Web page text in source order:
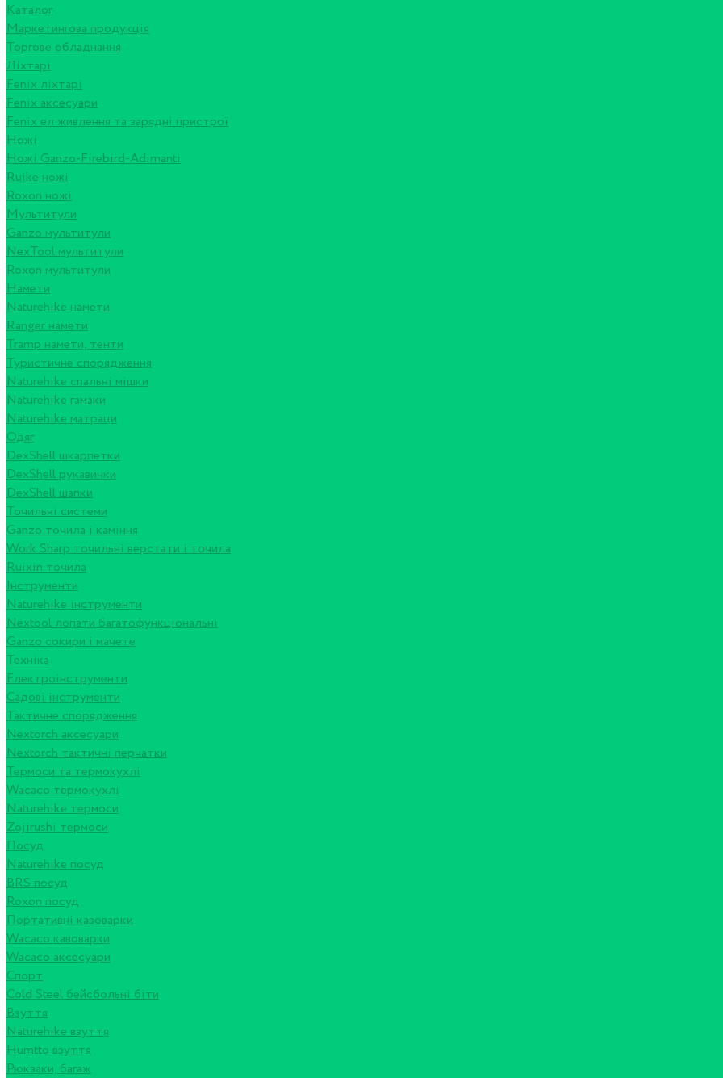
Каталог
Маркетингова продукція
Торгове обладнання
Ліхтарі
Fenix ліхтарі
Fenix аксесуари
Fenix ел живлення та зарядні пристрої
Ножі
Ножі Ganzo-Firebird-Adimanti
Ruike ножі
Roxon ножi
Мультитули
Ganzo мультитули
NexTool мультитули
Roxon мультитули
Намети
Naturehike намети
Ranger намети
Tramp намети, тенти
Туристичне спорядження
Naturehike спальні мішки
Naturehike гамаки
Naturehike матраци
Одяг
DexShell шкарпетки
DexShell рукавички
DexShell шапки
Точильні системи
Ganzo точила і каміння
Work Sharp точильні верстати і точила
Ruixin точила
Інструменти
Naturehike інструменти
Nextool лопати багатофункціональні
Ganzo сокири і мачете
Техніка
Електроінструменти
Садові інструменти
Тактичне спорядження
Nextorch аксесуари
Nextorch тактичні перчатки
Термоси та термокухлі
Wacaco термокухлі
Naturehike термоси
Zojirushi термоси
Посуд
Naturehike посуд
BRS посуд
Roxon посуд
Портативні кавоварки
Wacaco кавоварки
Wacaco аксесуари
Спорт
Cold Steel бейсбольні біти
Взуття
Naturehike взуття
Humtto взуття
Рюкзаки, багаж